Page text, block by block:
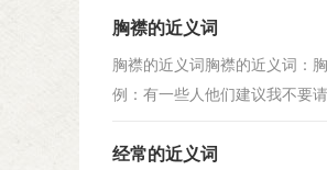
胸襟的近义词
胸襟的近义词胸襟的近义词：
例：有一些人他们建议我不要
经常的近义词